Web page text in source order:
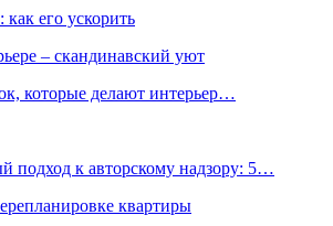
его ускорить
– скандинавский уют
которые делают интерьер…
подход к авторскому надзору: 5…
квартиры